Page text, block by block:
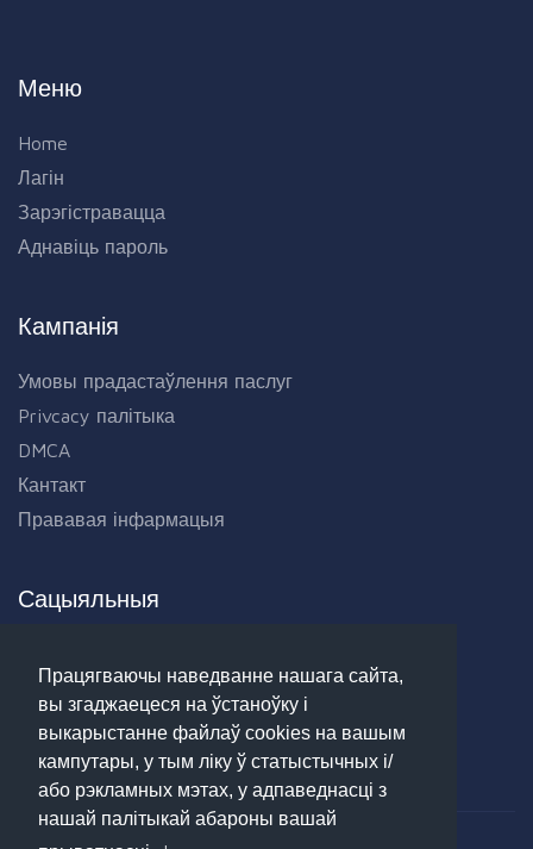
Працягваючы наведванне нашага сайта,
вы згаджаецеся на ўстаноўку і
выкарыстанне файлаў cookies на вашым
кампутары, у тым ліку ў статыстычных і/
або рэкламных мэтах, у адпаведнасці з
нашай палітыкай абароны вашай
Меню
Home
Лагін
Зарэгістравацца
Аднавіць пароль
Кампанія
Умовы прадастаўлення паслуг
Privcacy палітыка
DMCA
Кантакт
Прававая інфармацыя
Сацыяльныя
Twitter
Google+